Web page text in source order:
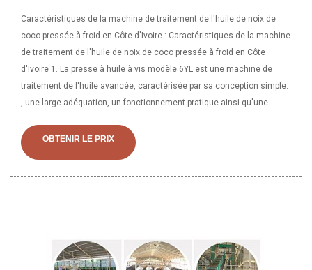
Caractéristiques de la machine de traitement de l'huile de noix de
coco pressée à froid en Côte d'Ivoire : Caractéristiques de la machine
de traitement de l'huile de noix de coco pressée à froid en Côte
d'Ivoire 1. La presse à huile à vis modèle 6YL est une machine de
traitement de l'huile avancée, caractérisée par sa conception simple.
, une large adéquation, un fonctionnement pratique ainsi qu'une
traitement de l'huile de palme en Côte d'Ivoire, machine de traitement
de l'huile de palme en Côte d'Ivoire Fournisseurs et fabricants de
OBTENIR LE PRIX